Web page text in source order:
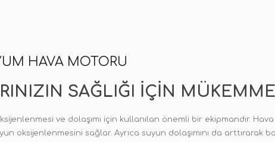
HAVA MOTORU
SAĞLIĞI İÇIN
ve dolaşımı için kullanılan önemli bir ekipmandır.
sağlar. Ayrıca suyun dolaşımını da arttırarak